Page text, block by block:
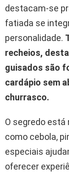
destacam-se
fatiada se
personalidade.
recheios,
guisados são
cardápio sem
churrasco.
O segredo
como cebola,
especiais
oferecer